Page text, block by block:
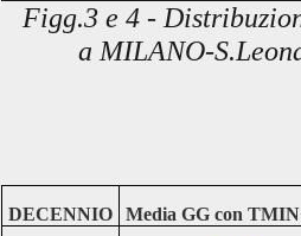
Figg.3 e 4 -
a MILANO-
DECENNIO Media GG con